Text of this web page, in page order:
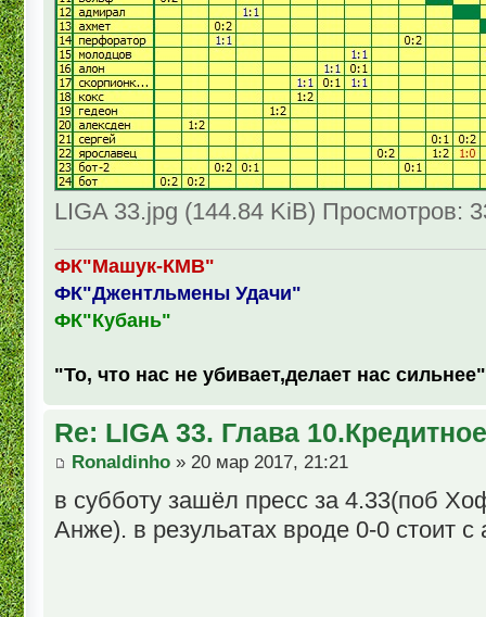
LIGA 33.jpg (144.84 KiB) Просмотров:
ФК"Машук-КМВ"
ФК"Джентльмены Удачи"
ФК"Кубань"
"То, что нас не убивает,делает нас сильнее"
Re: LIGA 33. Глава
Ronaldinho » 20 мар 2017, 21:21
в субботу зашёл пресс за 4.33(поб
Анже). в резульатах вроде 0-0 стоит с